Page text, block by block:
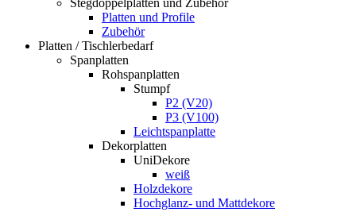
Stegdoppelplatten und Zubehör
Platten und Profile
Zubehör
Platten / Tischlerbedarf
Spanplatten
Rohspanplatten
Stumpf
P2 (V20)
P3 (V100)
Leichtspanplatte
Dekorplatten
UniDekore
weiß
Holzdekore
Hochglanz- und Mattdekore